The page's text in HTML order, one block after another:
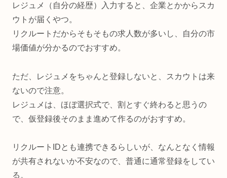
レジュメ（自分の経歴）入力すると、企業とかからスカ
ウトが届くやつ。
リクルートだからそもそもの求人数が多いし、自分の市
場価値が分かるのでおすすめ。
ただ、レジュメをちゃんと登録しないと、スカウトは来
ないので注意。
レジュメは、ほぼ選択式で、割とすぐ終わると思うの
で、仮登録後そのまま進めて作るのがおすすめ。
リクルートIDとも連携できるらしいが、なんとなく情報
が共有されないか不安なので、普通に通常登録をしてい
る。